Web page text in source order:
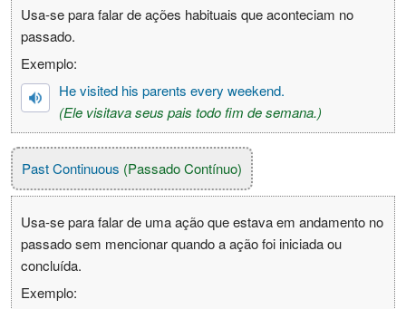
Usa-se para falar de ações habituais que aconteciam no
passado.
Exemplo:
He visited his parents every weekend.
(Ele visitava seus pais todo fim de semana.)
Past Continuous (Passado Contínuo)
Usa-se para falar de uma ação que estava em andamento no
passado sem mencionar quando a ação foi iniciada ou
concluída.
Exemplo: